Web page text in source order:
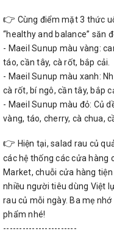
👉 Cùng điểm mặt 3 thức
“healthy and balance” săn
- Maeil Sunup màu vàng:
táo, cần tây, cà rốt, bắp cải.
- Maeil Sunup màu xanh:
cà rốt, bí ngô, cần tây, bắp
- Maeil Sunup màu đỏ: Củ
vàng, táo, cherry, cà chua,
👉 Hiện tại, salad rau củ
các hệ thống các cửa hàng
Market, chuỗi cửa hàng
nhiều người tiêu dùng Việt
rau củ mỗi ngày. Ba mẹ
phẩm nhé!
-----------------------